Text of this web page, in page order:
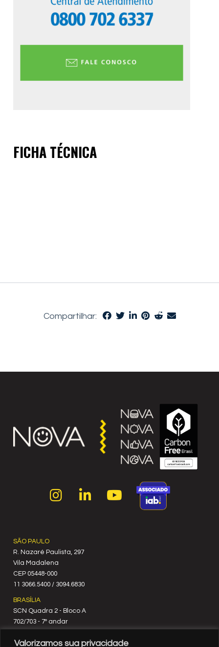
Valorizamos sua privacidade
FICHA TÉCNICA
Compartilhar:
SÃO PAULO
R. Nazaré Paulista, 297
Vila Madalena
C‍EP 05448-000
11 3066.5400 / 3094.6830
BRASÍLIA
SCN Quadra 2 - Bloco A
702/703 - 7º andar
61 3329.8200